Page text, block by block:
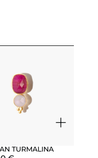
+
TURMALINA